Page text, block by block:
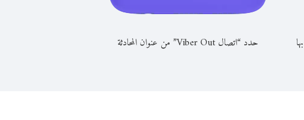
حدد “اتصال Viber Out” من عنوان المحادثة